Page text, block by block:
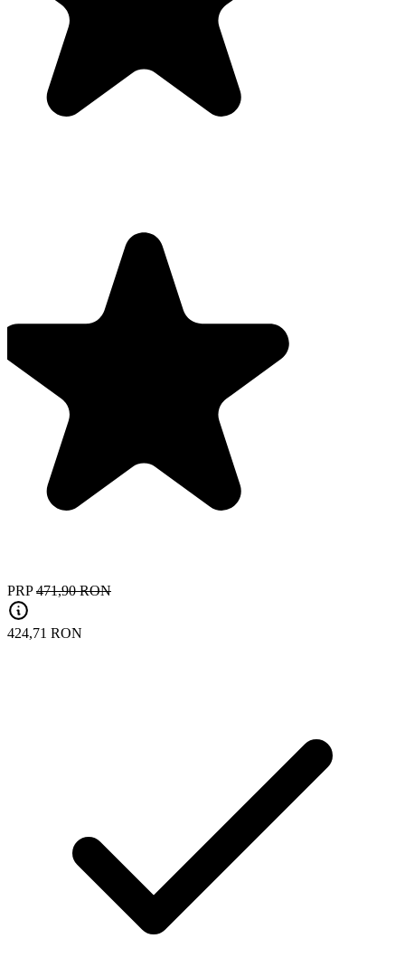
PRP 471,90 RON
424,71 RON